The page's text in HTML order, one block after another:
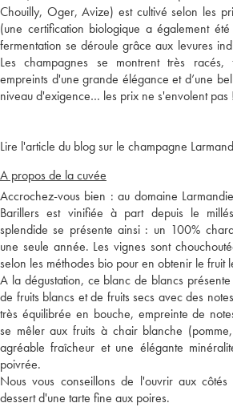
Chouilly, Oger, Avize) est cultivé selon les
(une certification biologique a également
fermentation se déroule grâce aux levures
Les champagnes se montrent très
empreints d'une grande élégance et d’une
niveau d'exigence… les prix ne s'envolent pas !
Lire l'article du blog sur le champagne
A propos de la cuvée
Accrochez-vous bien : au domaine
Barillers est vinifiée à part depuis le
splendide se présente ainsi : un 100%
une seule année. Les vignes sont
selon les méthodes bio pour en obtenir le fruit
A la dégustation, ce blanc de blancs
de fruits blancs et de fruits secs avec des
très équilibrée en bouche, empreinte de
se mêler aux fruits à chair blanche
agréable fraîcheur et une élégante
poivrée.
Nous vous conseillons de l'ouvrir aux
dessert d'une tarte fine aux poires.